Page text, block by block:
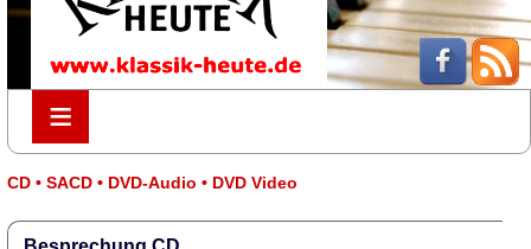
≡
≡
CD • SACD • DVD-Audio • DVD Video